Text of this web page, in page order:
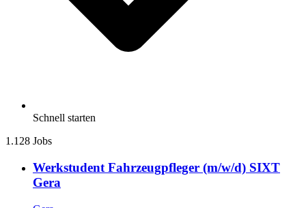
Schnell starten
1.128 Jobs
Werkstudent Fahrzeugpfleger (m/w/d) SIXT
Gera